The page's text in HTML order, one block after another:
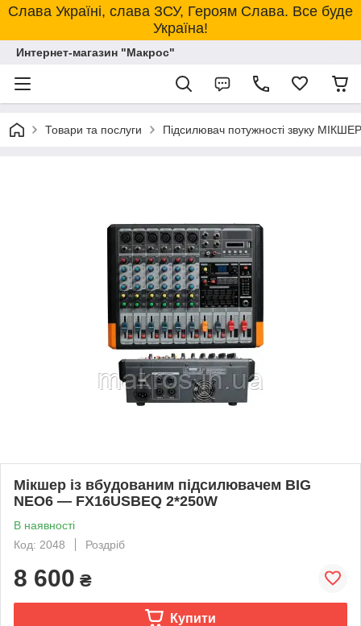
Слава Україні, слава ЗСУ, Героям Слава. Все буде
Україна!
Интернет-магазин "Макрос"
Товари та послуги Підсилювач потужності звуку
Мікшер із вбудованим підсилювачем BIG
NEO6 — FX16USBEQ 2*250W
В наявності
Код: 2048
Роздріб
8 600 ₴
Купити